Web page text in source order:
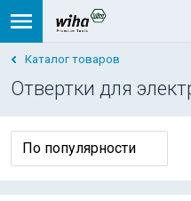
Каталог товаров
Отвертки для